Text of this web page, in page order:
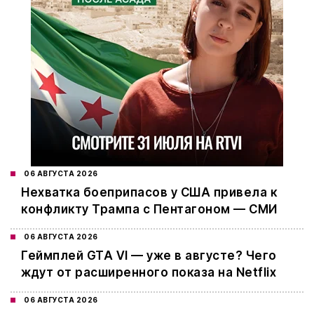
06 АВГУСТА 2026
Нехватка боеприпасов у США привела к
конфликту Трампа с Пентагоном — СМИ
06 АВГУСТА 2026
Геймплей GTA VI — уже в августе? Чего
ждут от расширенного показа на Netflix
06 АВГУСТА 2026